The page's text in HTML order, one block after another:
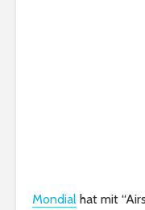
Mondial hat mit